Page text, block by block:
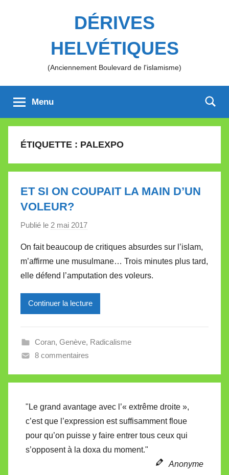
DÉRIVES
HELVÉTIQUES
(Anciennement Boulevard de l'islamisme)
Menu
ÉTIQUETTE : PALEXPO
ET SI ON COUPAIT LA MAIN D’UN
VOLEUR?
Publié le 2 mai 2017
r
M
i
r
e
e
a
l
e
t
t
On fait beaucoup de critiques absurdes sur l’islam,
m’affirme une musulmane… Trois minutes plus tard,
elle défend l’amputation des voleurs.
Continuer la lecture
Coran, Genève, Radicalisme
8 commentaires
"Le grand avantage avec l’« extrême droite »,
c’est que l’expression est suffisamment floue
pour qu’on puisse y faire entrer tous ceux qui
s’opposent à la doxa du moment."
Anonyme